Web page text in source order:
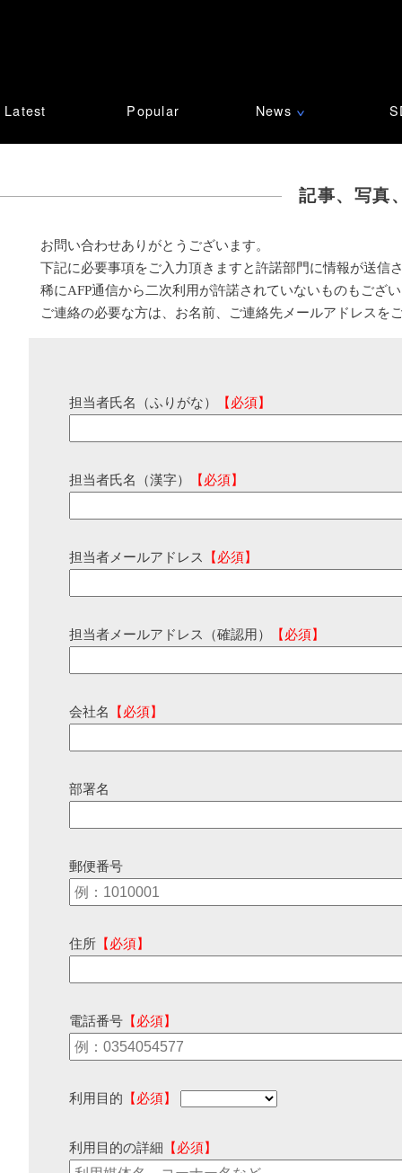
Latest Popular News ∨
記事、写真
お問い合わせありがとうございます。
下記に必要事項をご入力頂きますと許諾部門に情報が送信
稀にAFP通信から二次利用が許諾されていないものもござ
ご連絡の必要な方は、お名前、ご連絡先メールアドレスを
担当者氏名（ふりがな） 【必須】
担当者氏名（漢字） 【必須】
担当者メールアドレス 【必須】
担当者メールアドレス（確認用） 【必須】
会社名 【必須】
部署名
郵便番号
住所 【必須】
電話番号 【必須】
利用目的 【必須】
利用目的の詳細 【必須】